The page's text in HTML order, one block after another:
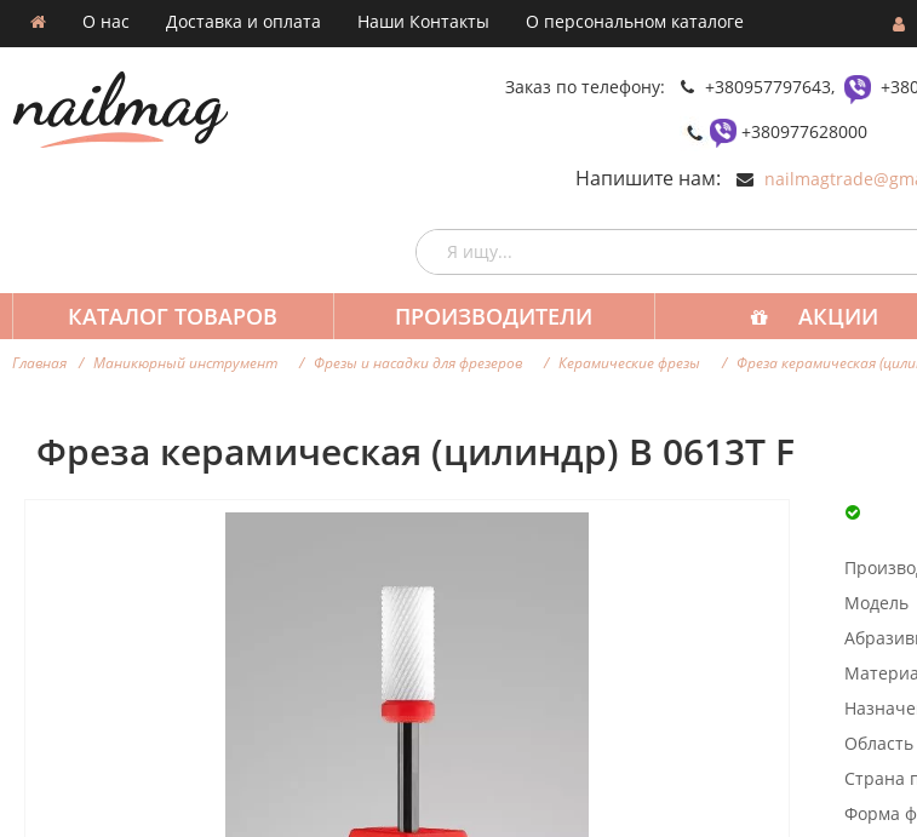
О нас Доставка и оплата Наши Контакты О персональном каталоге
Заказ по телефону: +380957797643,
+380977628000
Напишите нам:
КАТАЛОГ ТОВАРОВ ПРОИЗВОДИТЕЛИ АКЦИИ
Главная Маникюрный инструмент Фрезы и насадки для фрезеров Керамические фрезы Фреза керамическая
Фреза керамическая (цилиндр) В 0613T F
Модель
Страна
Форма